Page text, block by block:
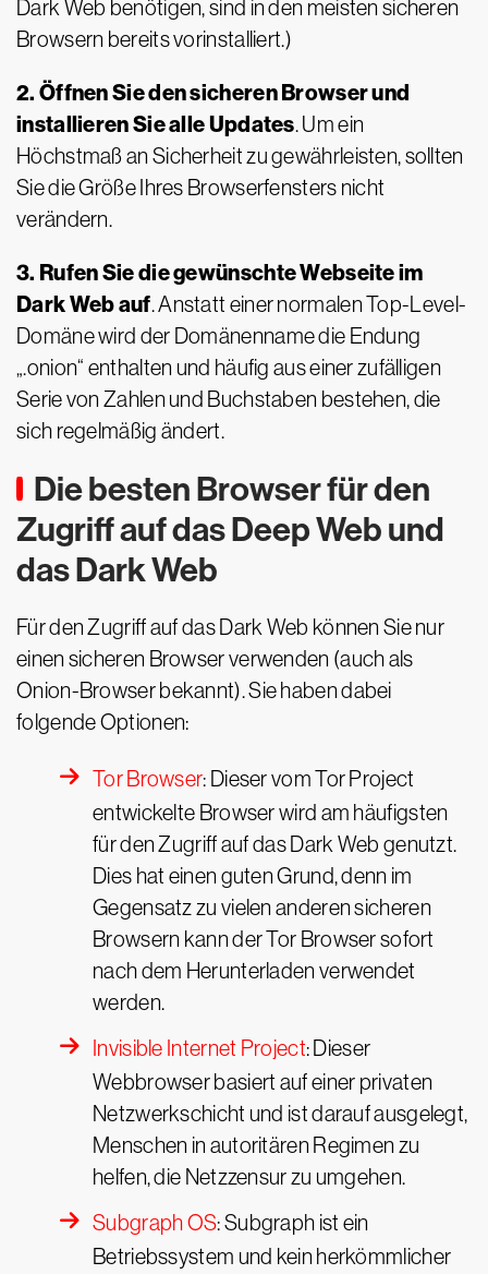
Dark Web benötigen, sind in den meisten sicheren
Browsern bereits vorinstalliert.)
2. Öffnen Sie den sicheren Browser und
installieren Sie alle Updates. Um ein
Höchstmaß an Sicherheit zu gewährleisten, sollten
Sie die Größe Ihres Browserfensters nicht
verändern.
3. Rufen Sie die gewünschte Webseite im
Dark Web auf. Anstatt einer normalen Top-Level-
Domäne wird der Domänenname die Endung
„.onion“ enthalten und häufig aus einer zufälligen
Serie von Zahlen und Buchstaben bestehen, die
sich regelmäßig ändert.
Die besten Browser für den
Zugriff auf das Deep Web und
das Dark Web
Für den Zugriff auf das Dark Web können Sie nur
einen sicheren Browser verwenden (auch als
Onion-Browser bekannt). Sie haben dabei
folgende Optionen:
Tor Browser: Dieser vom Tor Project
entwickelte Browser wird am häufigsten
für den Zugriff auf das Dark Web genutzt.
Dies hat einen guten Grund, denn im
Gegensatz zu vielen anderen sicheren
Browsern kann der Tor Browser sofort
nach dem Herunterladen verwendet
werden.
Invisible Internet Project: Dieser
Webbrowser basiert auf einer privaten
Netzwerkschicht und ist darauf ausgelegt,
Menschen in autoritären Regimen zu
helfen, die Netzzensur zu umgehen.
Subgraph OS: Subgraph ist ein
Betriebssystem und kein herkömmlicher